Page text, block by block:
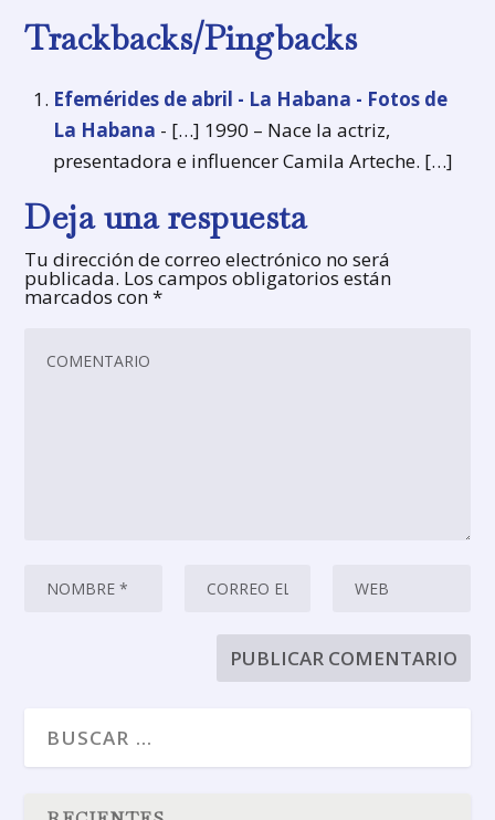
Trackbacks/Pingbacks
Efemérides de abril - La Habana - Fotos de
La Habana - […] 1990 – Nace la actriz,
presentadora e influencer Camila Arteche. […]
Deja una respuesta
Tu dirección de correo electrónico no será
publicada. Los campos obligatorios están
marcados con*